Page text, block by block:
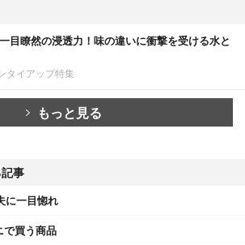
目瞭然の浸透力！味の違いに衝撃を受ける水と
タイアップ特集
もっと見る
事
に一目惚れ
で買う商品